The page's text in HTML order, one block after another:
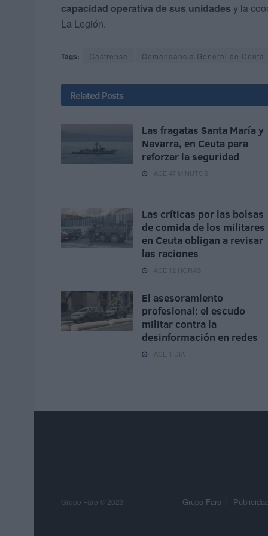
capacidad operativa de sus unidades y la
La Legión.
Tags: Castrense Comandancia General de Ceuta
Related Posts
Las fragatas Santa María y
Navarra, en Ceuta para
reforzar la seguridad
HACE 47 MINUTOS
Las críticas por las bolsas
de comida de los militares
en Ceuta obligan a revisar
las raciones
HACE 12 HORAS
El asesoramiento
profesional: el escudo
militar contra la
desinformación en redes
HACE 1 DÍA
Grupo Faro Publicidad
Grupo Faro © 2023